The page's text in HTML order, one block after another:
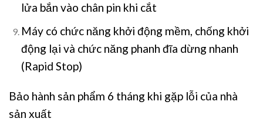
lửa bắn vào chân pin khi cắt
Máy có chức năng khởi động mềm, chống khởi
động lại và chức năng phanh đĩa dừng nhanh
(Rapid Stop)
Bảo hành sản phẩm 6 tháng khi gặp lỗi của nhà
sản xuất